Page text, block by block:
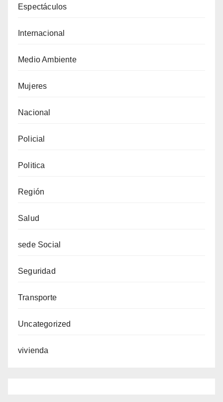
Espectáculos
Internacional
Medio Ambiente
Mujeres
Nacional
Policial
Politica
Región
Salud
sede Social
Seguridad
Transporte
Uncategorized
vivienda